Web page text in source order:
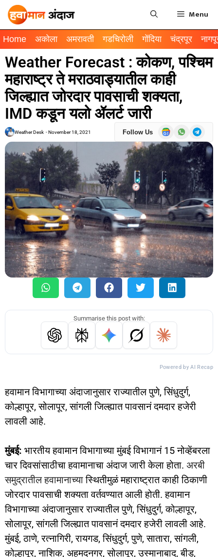
Menu
Home अकोला अमरावती गडचिरोली गोंदिया चंद्रपूर
Weather Forecast : कोकण, पश्चिम
महाराष्ट्र ते मराठवाड्यातील काही
जिल्ह्यात जोरदार पावसाची शक्यता,
IMD कडून यलो ॲलर्ट जारी
Weather Desk -November 18, 2021 Follow Us
Summarise this post with:
Powered by AI Recap
हवामान विभागाच्या अंदाजानुसार राज्यातील पुणे, सिंधुदुर्ग,
कोल्हापूर, सोलापूर, सांगली जिल्ह्यात पावसानं दमदार हजेरी
लावली आहे.
मुंबई: भारतीय हवामान विभागाच्या मुंबई विभागानं 15 नोव्हेंबरला
चार दिवसांसाठीचा हवामानाचा अंदाज जारी केला होता. अरबी
समुद्रातील हवामानाच्यास्थितीमुळं महाराष्ट्रात काही ठिकाणी
जोरदार पावसाची शक्यता वर्तवण्यात आली होती. हवामान
विभागाच्या अंदाजानुसार राज्यातील पुणे, सिंधुदुर्ग, कोल्हापूर,
सोलापूर, सांगली जिल्ह्यात पावसानं दमदार हजेरी लावली आहे.
मुंबई, ठाणे, रत्नागिरी, रायगड, सिंधुदुर्ग, पुणे, सातारा, सांगली,
कोल्हापूर, नाशिक, अहमदनगर, सोलापूर, उस्मानाबाद, बीड,